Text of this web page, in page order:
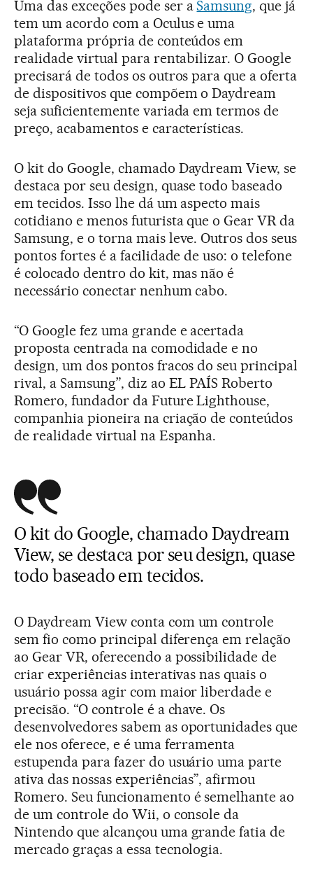
Uma das exceções pode ser aSamsung, que já
tem um acordo com a Oculus e uma
plataforma própria de conteúdos em
realidade virtual para rentabilizar. O Google
precisará de todos os outros para que a oferta
de dispositivos que compõem o Daydream
seja suficientemente variada em termos de
preço, acabamentos e características.
O kit do Google, chamado Daydream View, se
destaca por seu design, quase todo baseado
em tecidos. Isso lhe dá um aspecto mais
cotidiano e menos futurista que o Gear VR da
Samsung, e o torna mais leve. Outros dos seus
pontos fortes é a facilidade de uso: o telefone
é colocado dentro do kit, mas não é
necessário conectar nenhum cabo.
“O Google fez uma grande e acertada
proposta centrada na comodidade e no
design, um dos pontos fracos do seu principal
rival, a Samsung”, diz ao EL PAÍS Roberto
Romero, fundador da Future Lighthouse,
companhia pioneira na criação de conteúdos
de realidade virtual na Espanha.
O kit do Google, chamado Daydream
View, se destaca por seu design, quase
todo baseado em tecidos.
O Daydream View conta com um controle
sem fio como principal diferença em relação
ao Gear VR, oferecendo a possibilidade de
criar experiências interativas nas quais o
usuário possa agir com maior liberdade e
precisão. “O controle é a chave. Os
desenvolvedores sabem as oportunidades que
ele nos oferece, e é uma ferramenta
estupenda para fazer do usuário uma parte
ativa das nossas experiências”, afirmou
Romero. Seu funcionamento é semelhante ao
de um controle do Wii, o console da
Nintendo que alcançou uma grande fatia de
mercado graças a essa tecnologia.